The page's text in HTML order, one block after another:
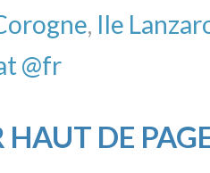
, Ile
@fr
HAUT DE